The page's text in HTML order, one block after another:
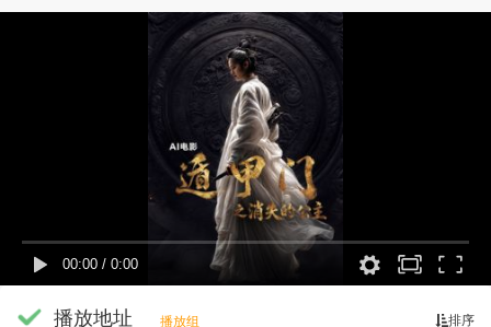
00:00 / 0:00
排序
播放地址 播放组